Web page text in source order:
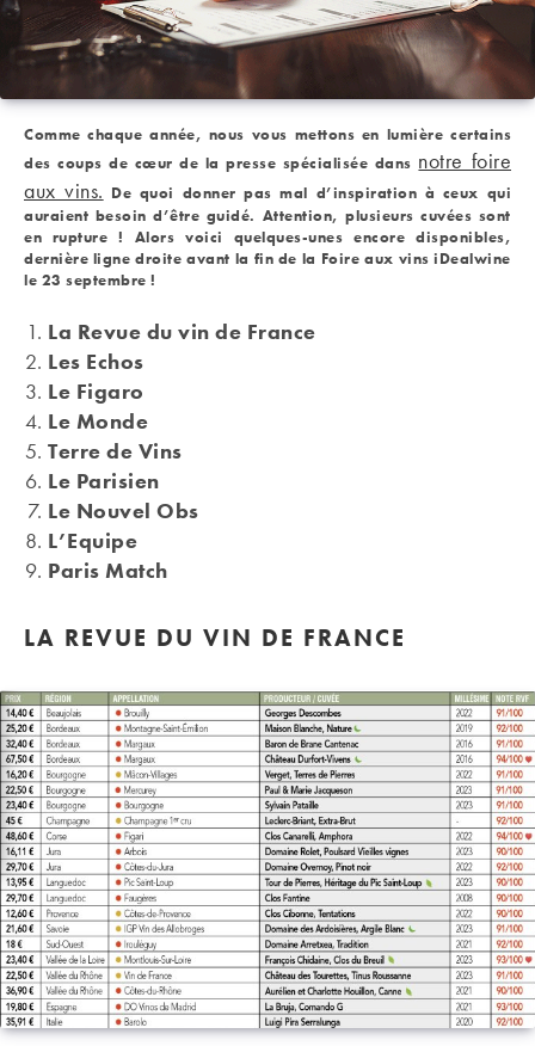
Comme chaque année, nous vous mettons en lumière certains
des coups de cœur de la presse spécialisée dans notre foire
aux vins. De quoi donner pas mal d’inspiration à ceux qui
auraient besoin d’être guidé. Attention, plusieurs cuvées sont
en rupture ! Alors voici quelques-unes encore disponibles,
dernière ligne droite avant la fin de la Foire aux vins iDealwine
le 23 septembre !
La Revue du vin de France
Les Echos
Le Figaro
Le Monde
Terre de Vins
Le Parisien
Le Nouvel Obs
L’Equipe
Paris Match
LA REVUE DU VIN DE FRANCE